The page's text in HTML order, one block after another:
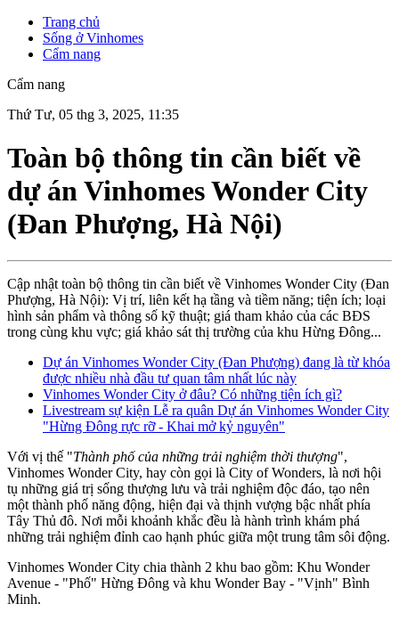
Trang chủ
Sống ở Vinhomes
Cẩm nang
Cẩm nang
Thứ Tư, 05 thg 3, 2025, 11:35
Toàn bộ thông tin cần biết về
dự án Vinhomes Wonder City
(Đan Phượng, Hà Nội)
Cập nhật toàn bộ thông tin cần biết về Vinhomes Wonder City (Đan
Phượng, Hà Nội): Vị trí, liên kết hạ tầng và tiềm năng; tiện ích; loại
hình sản phẩm và thông số kỹ thuật; giá tham khảo của các BĐS
trong cùng khu vực; giá khảo sát thị trường của khu Hừng Đông...
Dự án Vinhomes Wonder City (Đan Phượng) đang là từ khóa
được nhiều nhà đầu tư quan tâm nhất lúc này
Vinhomes Wonder City ở đâu? Có những tiện ích gì?
Livestream sự kiện Lễ ra quân Dự án Vinhomes Wonder City
"Hừng Đông rực rỡ - Khai mở kỷ nguyên"
Với vị thế "Thành phố của những trải nghiệm thời thượng",
Vinhomes Wonder City, hay còn gọi là City of Wonders, là nơi hội
tụ những giá trị sống thượng lưu và trải nghiệm độc đáo, tạo nên
một thành phố năng động, hiện đại và thịnh vượng bậc nhất phía
Tây Thủ đô. Nơi mỗi khoảnh khắc đều là hành trình khám phá
những trải nghiệm đỉnh cao hạnh phúc giữa một trung tâm sôi động.
Vinhomes Wonder City chia thành 2 khu bao gồm: Khu Wonder
Avenue - "Phố" Hừng Đông và khu Wonder Bay - "Vịnh" Bình
Minh.